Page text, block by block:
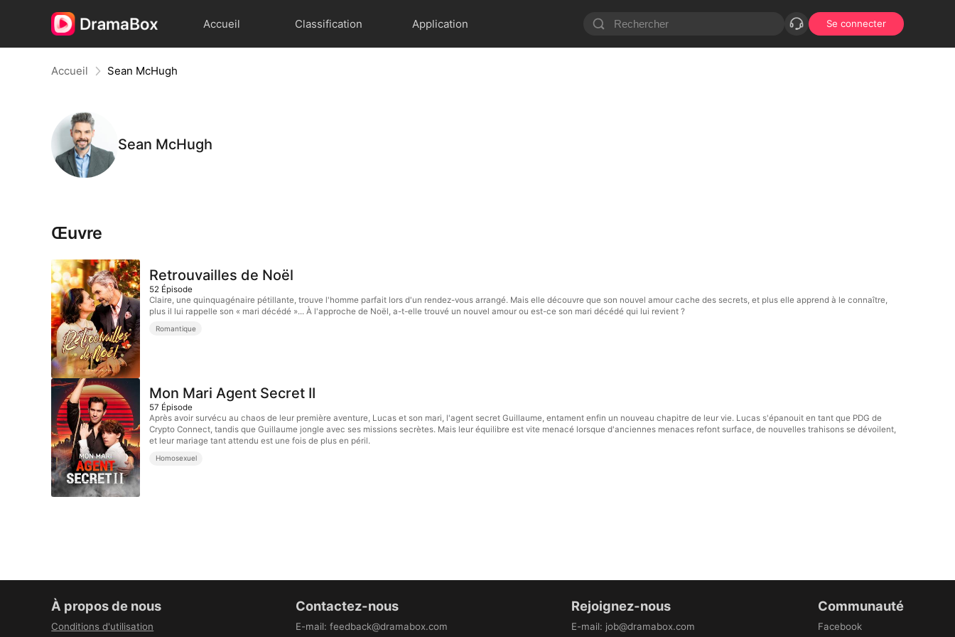
Accueil Classification Application Se connecter
Accueil Sean McHugh
Sean McHugh
Œuvre
Retrouvailles de Noël
52 Épisode
Claire, une quinquagénaire pétillante, trouve l'homme parfait lors d'un rendez-vous arrangé. Mais elle découvre que son nouvel amour cache des secrets, et plus elle apprend à le connaître,
plus il lui rappelle son « mari décédé »... À l'approche de Noël, a-t-elle trouvé un nouvel amour ou est-ce son mari décédé qui lui revient ?
Romantique
Mon Mari Agent Secret II
57 Épisode
Après avoir survécu au chaos de leur première aventure, Lucas et son mari, l'agent secret Guillaume, entament enfin un nouveau chapitre de leur vie. Lucas s'épanouit en tant que PDG de
Crypto Connect, tandis que Guillaume jongle avec ses missions secrètes. Mais leur équilibre est vite menacé lorsque d'anciennes menaces refont surface, de nouvelles trahisons se dévoilent,
et leur mariage tant attendu est une fois de plus en péril.
Homosexuel
À propos de nous
Conditions d'utilisation
Contactez-nous
E-mail:feedback@dramabox.com
Rejoignez-nous
E-mail: job@dramabox.com
Communauté
Facebook